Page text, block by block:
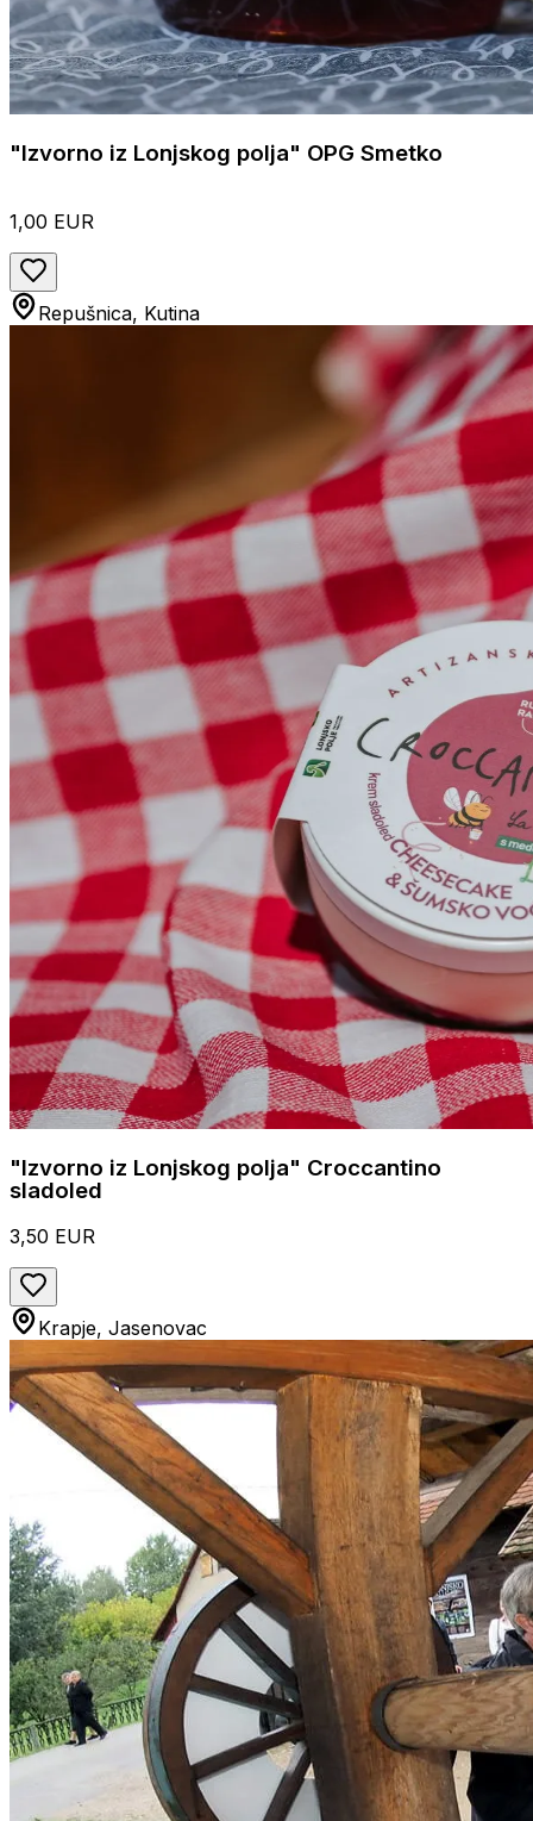
"Izvorno iz Lonjskog polja" OPG Smetko
1,00 EUR
Repušnica, Kutina
"Izvorno iz Lonjskog polja" Croccantino
sladoled
3,50 EUR
Krapje, Jasenovac